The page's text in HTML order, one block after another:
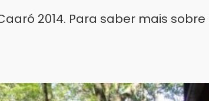
2014. Para saber mais sobre